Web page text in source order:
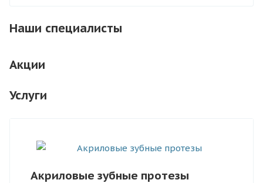
Наши специалисты
Акции
Услуги
Акриловые зубные протезы